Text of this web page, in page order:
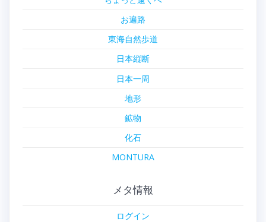
お遍路
東海自然歩道
日本縦断
日本一周
地形
鉱物
化石
MONTURA
メタ情報
ログイン